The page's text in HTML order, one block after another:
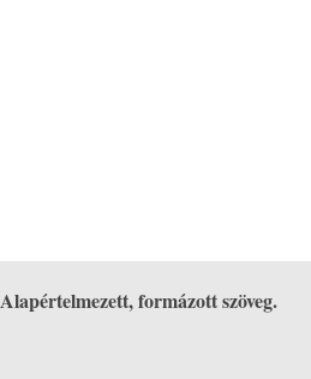
Alapértelmezett, formázott szöveg.